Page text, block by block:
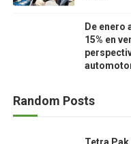
De enero
15% en
Random Posts
Tetra Pak